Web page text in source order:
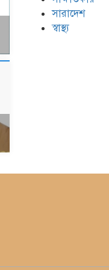
সারাদেশ
স্বাস্থ্য